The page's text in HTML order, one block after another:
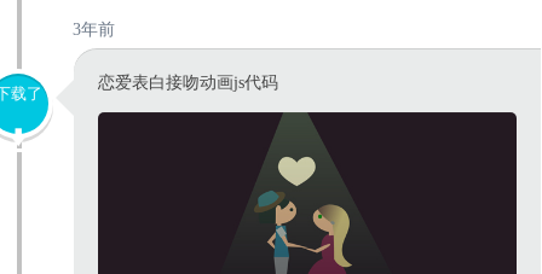
3年前
载了
恋爱表白接吻动画js代码